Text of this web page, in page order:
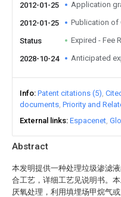
Abstract
本发明提供一种处理垃圾渗滤
合工艺，详细工艺见说明书。
厌氧处理，利用填埋场甲烷气
2012-01-25 Application
2012-01-25 Publication of
Status Expired - Fee
2028-10-24 Anticipated
Info Patent citations (5)
documents Priority and
External links Espacenet